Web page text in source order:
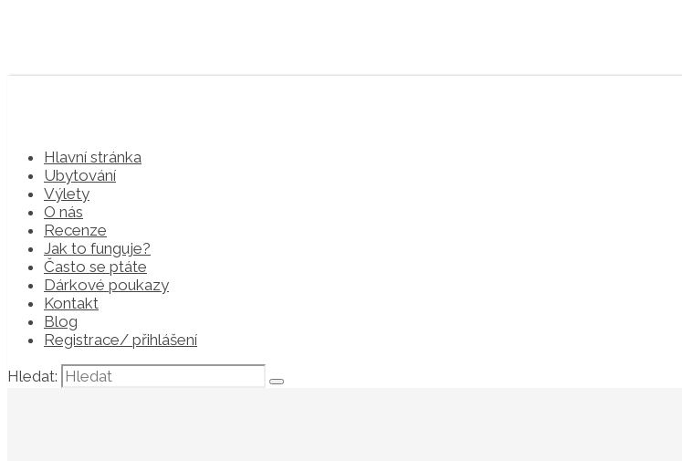
Hlavní stránka
Ubytování
Výlety
O nás
Recenze
Jak to funguje?
Často se ptáte
Dárkové poukazy
Kontakt
Blog
Registrace/ přihlášení
Hledat: